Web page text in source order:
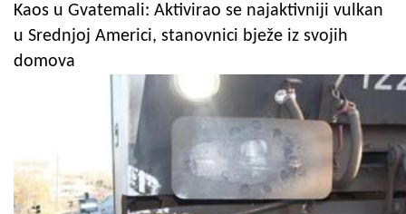
Kaos u Gvatemali: Aktivirao se najaktivniji vulkan
u Srednjoj Americi, stanovnici bježe iz svojih
domova